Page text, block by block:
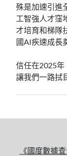
殊是加速引進
工智強人才窪
才培育和梯隊
國AI疾速成長
信任在2025年
讓我們一路拭
《國度數據